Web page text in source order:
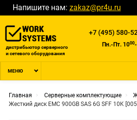
Напишите нам: zakaz@pr4u.ru
дистрибьютор серверного
и сетевого оборудования
+7 (495) 580-
Пн.-Пт. 1000
МЕНЮ
Главная Серверные комплектующие
Жесткий диск EMC 900GB SAS 6G SFF 10K